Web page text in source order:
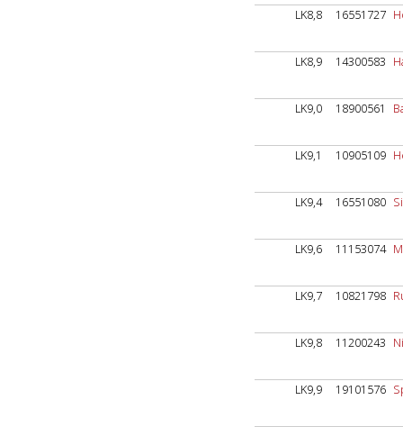
LK8,8 16551727
LK8,9 14300583
LK9,0 18900561
LK9,1 10905109
LK9,4 16551080
LK9,6 11153074
LK9,7 10821798
LK9,8 11200243
LK9,9 19101576